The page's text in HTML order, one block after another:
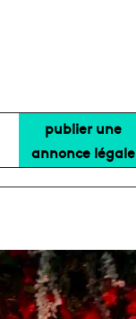
publier une
annonce légale